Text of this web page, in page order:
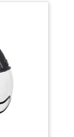
maintient les lunettes
les activités
et à haute vitesse.
situé à l'arrière du
un ajustement
pour différentes